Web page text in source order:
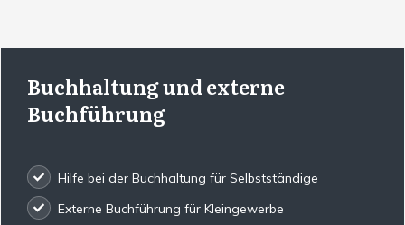
Buchhaltung und externe
Buchführung
Hilfe bei der Buchhaltung für Selbstständige
Externe Buchführung für Kleingewerbe